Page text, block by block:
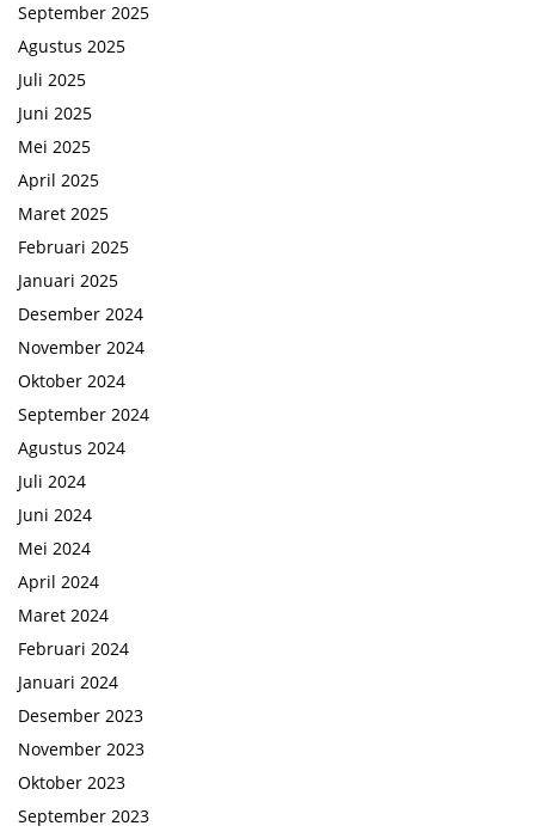
September 2025
Agustus 2025
Juli 2025
Juni 2025
Mei 2025
April 2025
Maret 2025
Februari 2025
Januari 2025
Desember 2024
November 2024
Oktober 2024
September 2024
Agustus 2024
Juli 2024
Juni 2024
Mei 2024
April 2024
Maret 2024
Februari 2024
Januari 2024
Desember 2023
November 2023
Oktober 2023
September 2023